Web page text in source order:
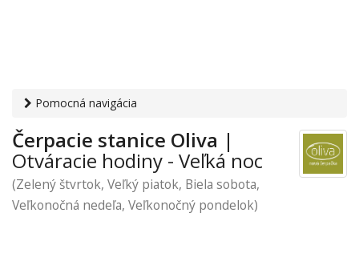
Pomocná navigácia
noc› Oliva
Čerpacie stanice Oliva |
Otváracie hodiny - Veľká noc
(Zelený štvrtok, Veľký piatok, Biela sobota,
Veľkonočná nedeľa, Veľkonočný pondelok)